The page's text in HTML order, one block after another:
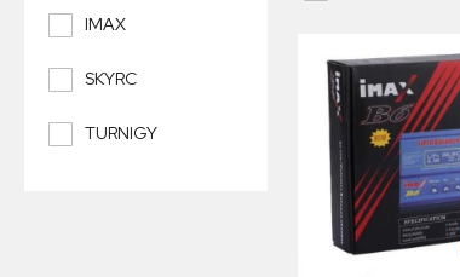
IMAX
SKYRC
TURNIGY